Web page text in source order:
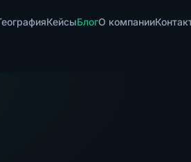
КейсыБлогО компании